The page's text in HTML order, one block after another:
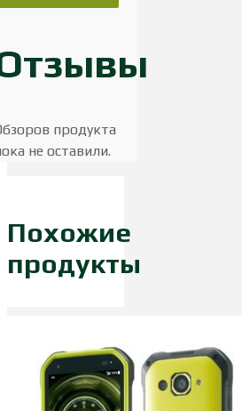
продукта
не оставили.
Похожие
продукты